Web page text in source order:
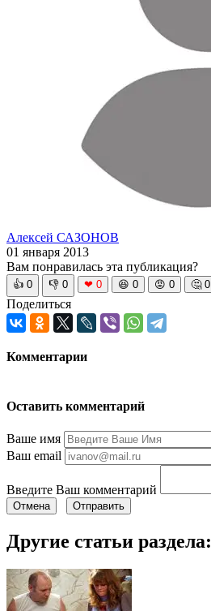
Алексей САЗОНОВ
01 января 2013
Вам понравилась эта публикация?
👍 0 👎 0 ❤ 0 😆 0 😡 0 🤔 0
Поделиться
Комментарии
Оставить комментарий
Ваше имя
Ваш email
Введите Ваш комментарий
Отмена Отправить
Другие статьи раздела: